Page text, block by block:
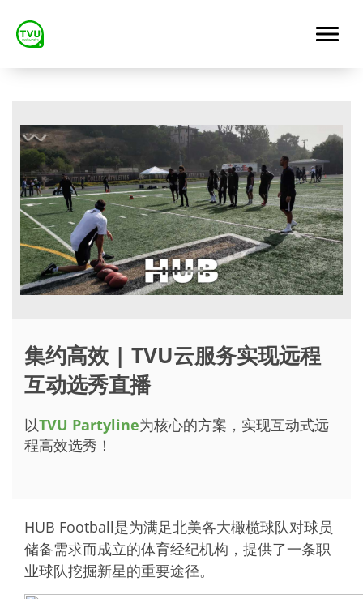
集约高效 | TVU云服务实现远程
互动选秀直播
以TVU Partyline为核心的方案，实现互动式远
程高效选秀！
HUB Football是为满足北美各大橄榄球队对球员
储备需求而成立的体育经纪机构，提供了一条职
业球队挖掘新星的重要途径。